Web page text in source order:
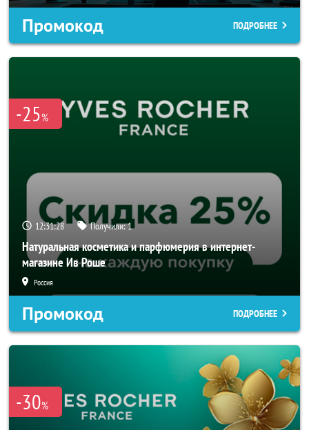
Промокод ПОДРОБНЕЕ
-25%
12:31:26 Получили:1
Натуральная косметика и парфюмерия в интернет-
магазине Ив Роше
Россия
Промокод ПОДРОБНЕЕ
-30%